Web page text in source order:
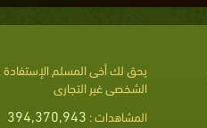
يحق لك أخى المسلم
الشخصى غير التجارى
المشاهدات : 394,370,943